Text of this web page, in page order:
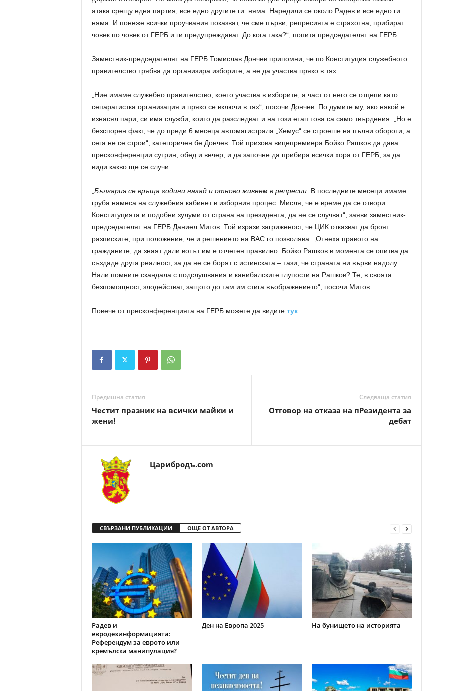
атака срещу една партия, все едно другите ги няма. Наредили се около Радев и все едно ги
няма. И понеже всички проучвания показват, че сме първи, репресията е страхотна, прибират
човек по човек от ГЕРБ и ги предупреждават. До кога така?“, попита председателят на ГЕРБ.
Заместник-председателят на ГЕРБ Томислав Дончев припомни, че по Конституция служебното
правителство трябва да организира изборите, а не да участва пряко в тях.
„Ние имаме служебно правителство, което участва в изборите, а част от него се отцепи като
сепаратистка организация и пряко се включи в тях“, посочи Дончев. По думите му, ако някой е
изнасял пари, си има служби, които да разследват и на този етап това са само твърдения. „Но е
безспорен факт, че до преди 6 месеца автомагистрала „Хемус“ се строеше на пълни обороти, а
сега не се строи“, категоричен бе Дончев. Той призова вицепремиера Бойко Рашков да дава
пресконференции сутрин, обед и вечер, и да започне да прибира всички хора от ГЕРБ, за да
види какво ще се случи.
България се връща години назад и отново живеем в репресии. В последните месеци имаме
груба намеса на служебния кабинет в изборния процес. Мисля, че е време да се отвори
Конституцията и подобни зулуми от страна на президента, да не се случват“, заяви заместник-
председателят на ГЕРБ Даниел Митов. Той изрази загриженост, че ЦИК отказват да броят
разписките, при положение, че и решението на ВАС го позволява. „Отнеха правото на
гражданите, да знаят дали вотът им е отчетен правилно. Бойко Рашков в момента се опитва да
създаде друга реалност, за да не се борят с истинската – тази, че страната ни върви надолу.
Нали помните скандала с подслушвания и канибалските глупости на Рашков? Те, в своята
безпомощност, злодействат, защото до там им стига въображението“, посочи Митов.
Повече от пресконференцията на ГЕРБ можете да видите тук.
Предишна статия
Честит празник на всички майки и
жени!
Следваща статия
Отговор на отказа на пРезидента за
дебат
Царибродъ.com
СВЪРЗАНИ ПУБЛИКАЦИИ ОЩЕ ОТ АВТОРА
Радев и
евродезинформацията:
Референдум за еврото или
кремълска манипулация?
Ден на Европа 2025 На бунището на историята